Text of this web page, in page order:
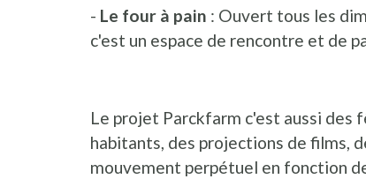
- Le four à pain : Ouvert tous les
c'est un espace de rencontre et de
Le projet Parckfarm c'est aussi des
habitants, des projections de films,
mouvement perpétuel en fonction